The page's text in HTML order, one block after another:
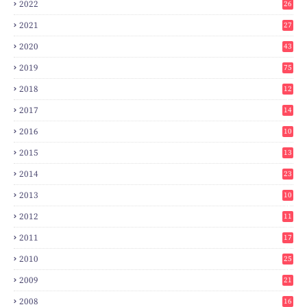
2022 26
2021 27
2020 43
2019 75
2018
12
8
2017
14
2016
10
3
2015
13
7
2014
23
2
2013
10
0
2012
11
3
2011
17
2010
25
0
2009
21
2008
16